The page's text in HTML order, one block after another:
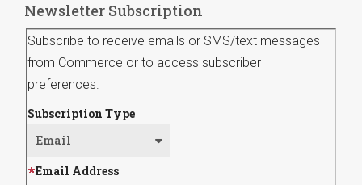
Newsletter Subscription
Subscribe to receive emails or SMS/text messages
from Commerce or to access subscriber
preferences.
Subscription Type
Email Address